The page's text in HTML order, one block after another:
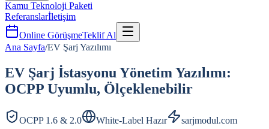
Kamu Teknoloji Paketi
Referanslarİletişim
Online GörüşmeTeklif Al
Ana Sayfa/EV Şarj Yazılımı
EV Şarj İstasyonu Yönetim Yazılımı:
OCPP Uyumlu, Ölçeklenebilir
OCPP 1.6 & 2.0 White-Label Hazır
sarjmodul.com